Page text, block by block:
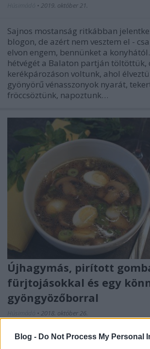
Blog - Do Not Process My Personal
• 2019. október 21.
Sajnos mostanság ritkábban
blogon, de azért nem vesztem el -
elvon engem, bennünket a
hétvégét a Balaton partján töltöttük,
kerékpározáson voltunk, ahol
gyönyörű vénasszonyok nyarát,
fröccsöztünk, napoztunk…
Újhagymás, pirított
fürjtojásokkal és egy
gyöngyözőborral
• 2018. október 26.
Nem kell mindig nagy és nehéz